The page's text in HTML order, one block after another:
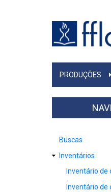
NAVEGAÇÃO
PRODUÇÕES
Buscas
Inventários
Inventário
Inventário de